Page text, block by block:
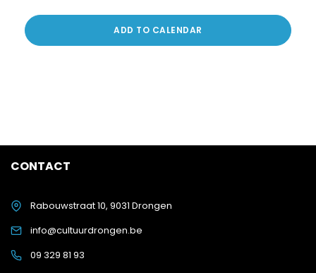
ADD TO CALENDAR
CONTACT
Rabouwstraat 10, 9031 Drongen
info@cultuurdrongen.be
09 329 81 93